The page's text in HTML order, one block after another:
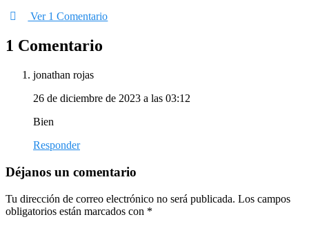
Ver 1 Comentario
1 Comentario
jonathan rojas
26 de diciembre de 2023 a las 03:12
Bien
Responder
Déjanos un comentario
Tu dirección de correo electrónico no será publicada. Los campos
obligatorios están marcados con *